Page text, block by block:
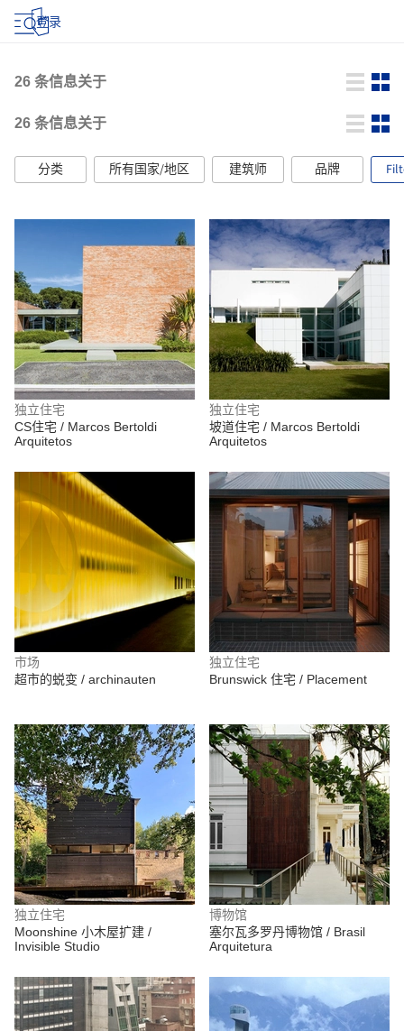
登录
26 条信息关于
26 条信息关于
分类 所有国家/地区 建筑师 品牌
独立住宅
CS住宅 / Marcos Bertoldi
Arquitetos
独立住宅
坡道住宅 / Marcos Bertoldi
Arquitetos
市场
超市的蜕变 / archinauten
独立住宅
Brunswick 住宅 / Placement
独立住宅
Moonshine 小木屋扩建 /
Invisible Studio
博物馆
塞尔瓦多罗丹博物馆 / Brasil
Arquitetura